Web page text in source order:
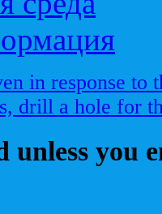
in response to
drill a hole for
unless you